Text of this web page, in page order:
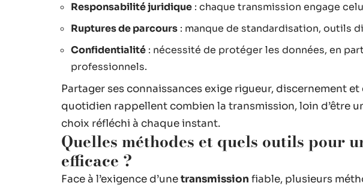
Responsabilité juridique : chaque transmission engage
Ruptures de parcours : manque de standardisation, outils
Confidentialité : nécessité de protéger les données, en
professionnels.
Partager ses connaissances exige rigueur, discernement
quotidien rappellent combien la transmission, loin d’être
choix réfléchi à chaque instant.
Quelles méthodes et quels outils pour
efficace ?
Face à l’exigence d’unetransmission fiable, plusieurs